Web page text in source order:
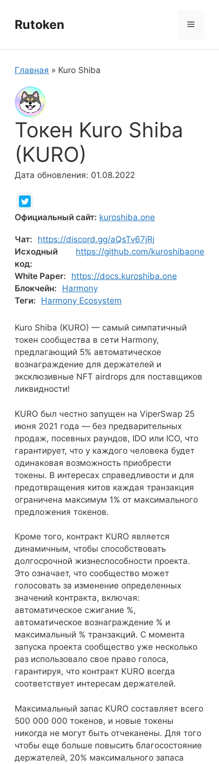
содержимому
Rutoken Меню
Главная » Kuro Shiba
Токен Kuro Shiba
(KURO)
Дата обновления: 01.08.2022
Официальный сайт: kuroshiba.one
Чат:
https://discord.gg/aQsTv67jRj
Исходный
код:
https://github.com/kuroshibaone
White Paper:
https://docs.kuroshiba.one
Блокчейн:
Harmony
Теги:
Harmony Ecosystem
Kuro Shiba (KURO) — самый симпатичный
токен сообщества в сети Harmony,
предлагающий 5% автоматическое
вознаграждение для держателей и
эксклюзивные NFT airdrops для поставщиков
ликвидности!
KURO был честно запущен на ViperSwap 25
июня 2021 года — без предварительных
продаж, посевных раундов, IDO или ICO, что
гарантирует, что у каждого человека будет
одинаковая возможность приобрести
токены. В интересах справедливости и для
предотвращения китов каждая транзакция
ограничена максимум 1% от максимального
предложения токенов.
Кроме того, контракт KURO является
динамичным, чтобы способствовать
долгосрочной жизнеспособности проекта.
Это означает, что сообщество может
голосовать за изменение определенных
значений контракта, включая:
автоматическое сжигание %,
автоматическое вознаграждение % и
максимальный % транзакций. С момента
запуска проекта сообщество уже несколько
раз использовало свое право голоса,
гарантируя, что контракт KURO всегда
соответствует интересам держателей.
Максимальный запас KURO составляет всего
500 000 000 токенов, и новые токены
никогда не могут быть отчеканены. Для того
чтобы еще больше повысить благосостояние
держателей, 20% максимального запаса